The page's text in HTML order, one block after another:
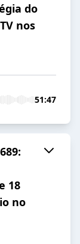
do
nos
51:47
18
no